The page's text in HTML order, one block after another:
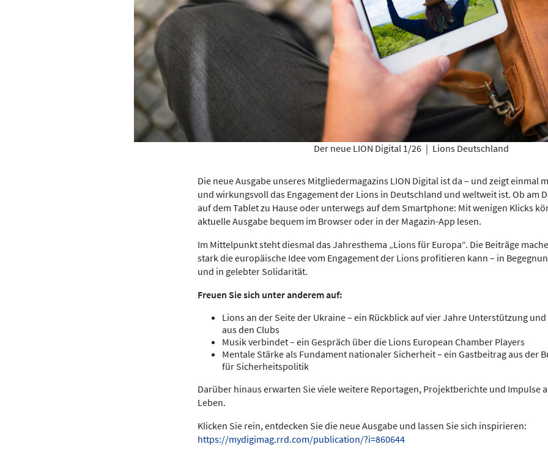
Der neue LION Digital 1/26 | Lions Deutschland
Die neue Ausgabe unseres Mitgliedermagazins LION Digital ist da – und zeigt einmal
und wirkungsvoll das Engagement der Lions in Deutschland und weltweit ist. Ob am
auf dem Tablet zu Hause oder unterwegs auf dem Smartphone: Mit wenigen Klicks
aktuelle Ausgabe bequem im Browser oder in der Magazin-App lesen.
Im Mittelpunkt steht diesmal das Jahresthema „Lions für Europa“. Die Beiträge
stark die europäische Idee vom Engagement der Lions profitieren kann – in
und in gelebter Solidarität.
Freuen Sie sich unter anderem auf:
Lions an der Seite der Ukraine – ein Rückblick auf vier Jahre Unterstützung
aus den Clubs
Musik verbindet – ein Gespräch über die Lions European Chamber Players
Mentale Stärke als Fundament nationaler Sicherheit – ein Gastbeitrag aus der
für Sicherheitspolitik
Darüber hinaus erwarten Sie viele weitere Reportagen, Projektberichte und Impulse
Leben.
Klicken Sie rein, entdecken Sie die neue Ausgabe und lassen Sie sich inspirieren:
https://mydigimag.rrd.com/publication/?i=860644